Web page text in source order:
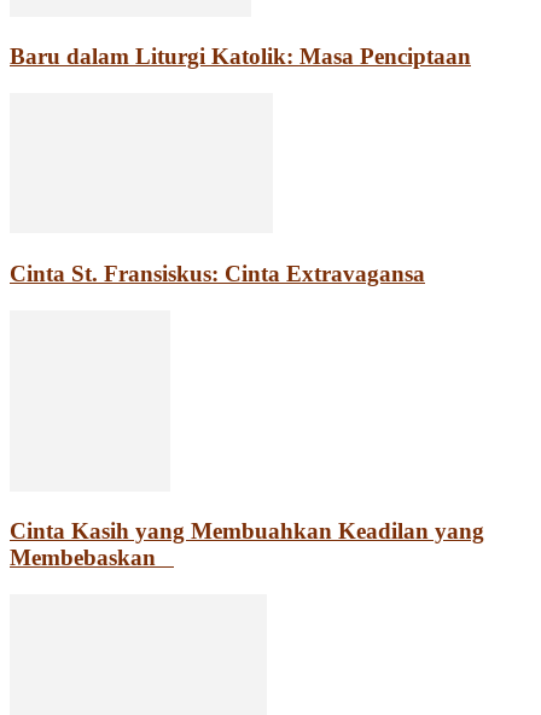
Baru dalam Liturgi Katolik: Masa Penciptaan
Cinta St. Fransiskus: Cinta Extravagansa
Cinta Kasih yang Membuahkan Keadilan yang
Membebaskan